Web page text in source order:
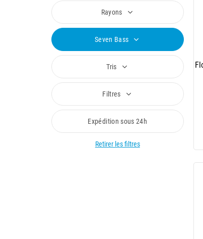
Rayons
Seven Bass
Tris
Filtres
Expédition sous 24h
Retirer les filtres